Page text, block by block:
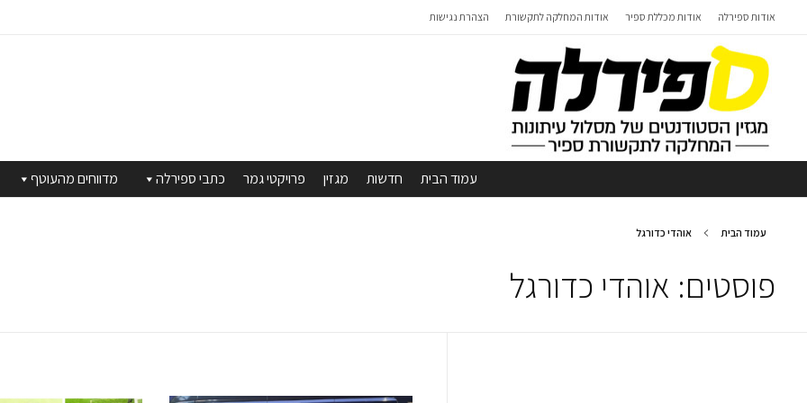
אודות ספירלה אודות מכללת ספיר אודות המחלקה לתקשורת הצהרת נגישות
עמוד הבית חדשות מגזין פרויקטי גמר כתבי ספירלה מדווחים מהעוטף
עמוד הבית אוהדי כדורגל
פוסטים: אוהדי כדורגל